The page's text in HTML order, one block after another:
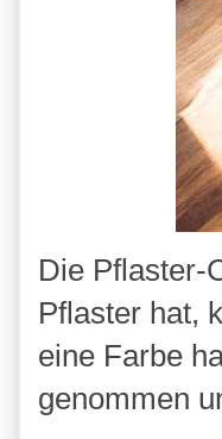
Die Pflaster-
Pflaster hat,
eine Farbe
genommen